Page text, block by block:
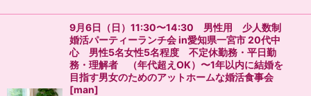
9月6日（日）11:30〜14:30 男性用 少人数制
婚活パーティーランチ会 in愛知県一宮市 20代中
心 男性5名女性5名程度 不定休勤務・平日勤
務・理解者 （年代超えOK）〜1年以内に結婚を
目指す男女のためのアットホームな婚活食事会
[man]